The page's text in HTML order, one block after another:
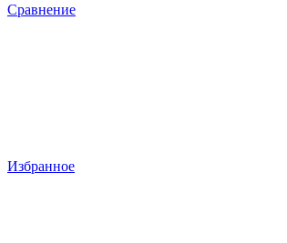
Сравнение
Избранное